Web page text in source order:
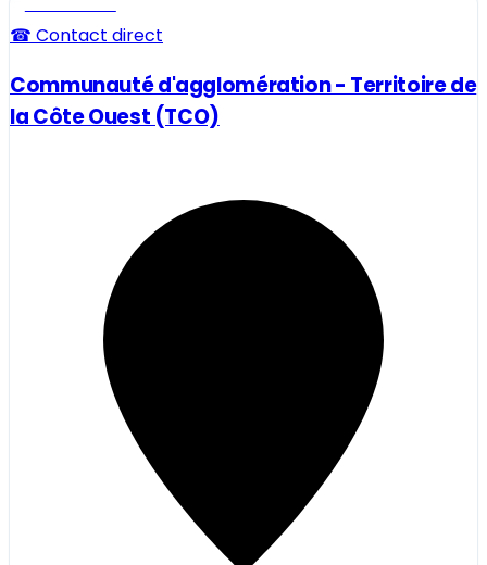
☎ Contact direct
Communauté d'agglomération - Territoire de
la Côte Ouest (TCO)